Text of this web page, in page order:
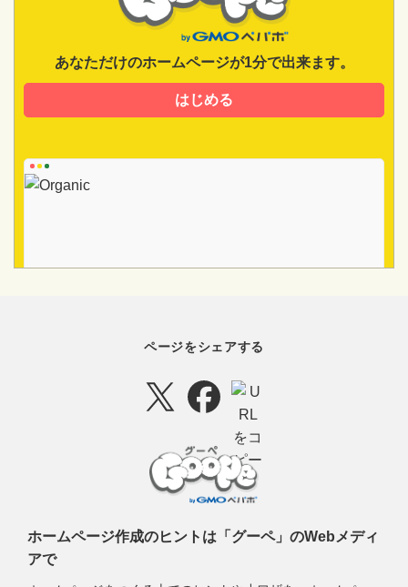
あなただけのホームページが1分で出来ます。
はじめる
ページをシェアする
ホームページ作成のヒントは「グーペ」のWebメディ
アで